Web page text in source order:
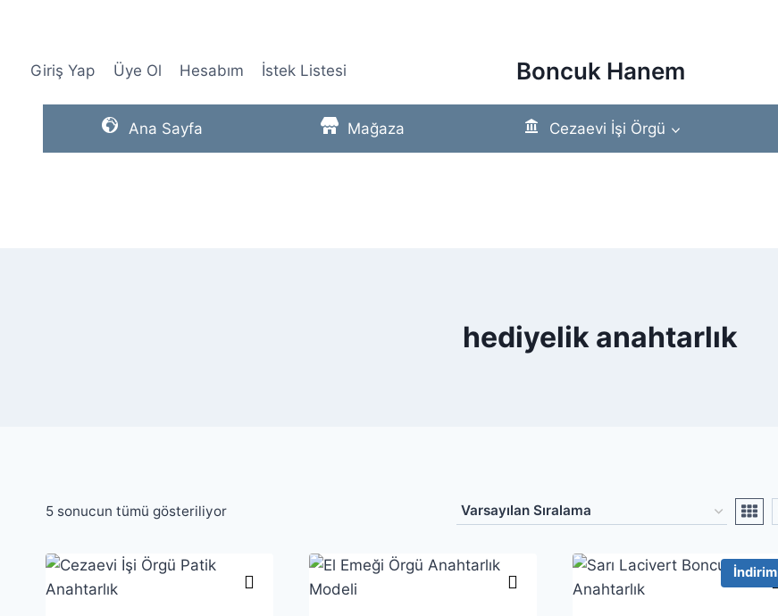
Giriş Yap Üye Ol Hesabım İstek Listesi Boncuk Hanem
Ana Sayfa Mağaza Cezaevi İşi Örgü
hediyelik anahtarlık
5 sonucun tümü gösteriliyor